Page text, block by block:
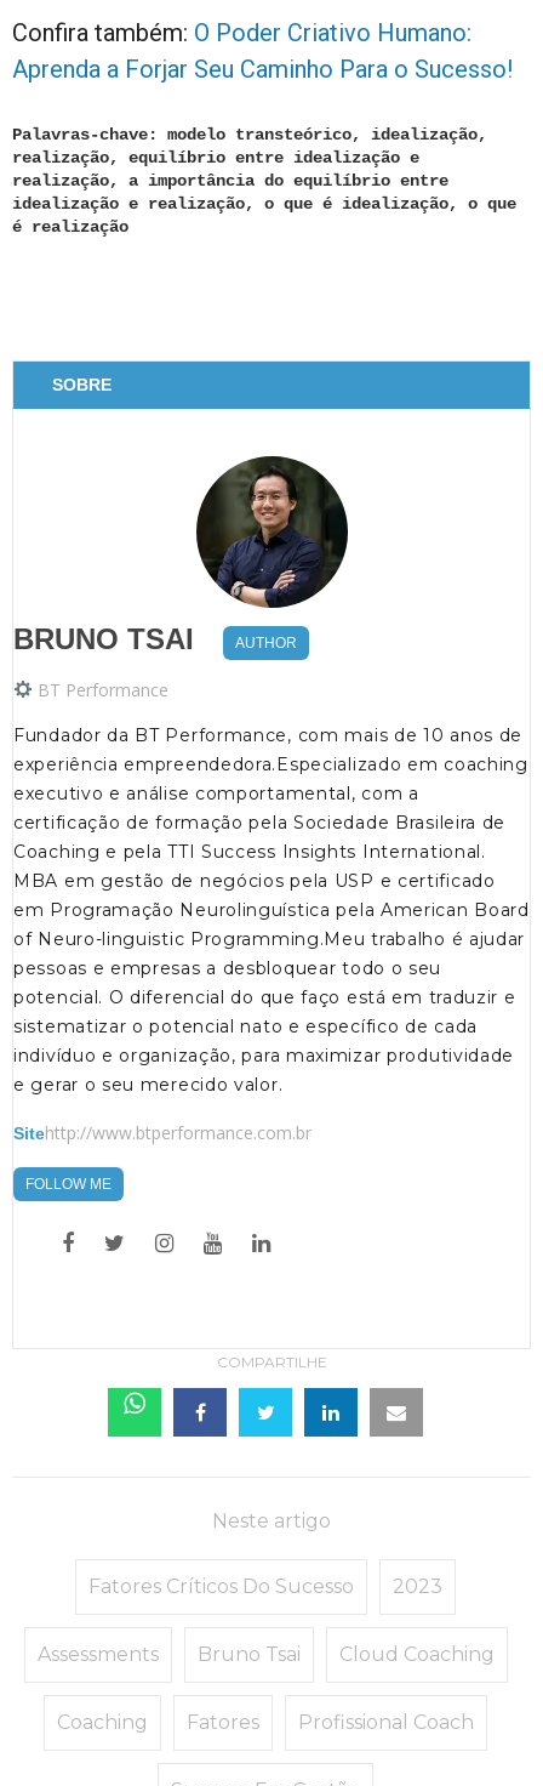
Confira também: O Poder Criativo Humano:
Aprenda a Forjar Seu Caminho Para o Sucesso!
Palavras-chave: modelo transteórico, idealização,
realização, equilíbrio entre idealização e
realização, a importância do equilíbrio entre
idealização e realização, o que é idealização, o que
é realização
SOBRE
BRUNO TSAI AUTHOR
BT Performance
Fundador da BT Performance, com mais de 10 anos de
experiência empreendedora.Especializado em coaching
executivo e análise comportamental, com a
certificação de formação pela Sociedade Brasileira de
Coaching e pela TTI Success Insights International.
MBA em gestão de negócios pela USP e certificado
em Programação Neurolinguística pela American Board
of Neuro-linguistic Programming.Meu trabalho é ajudar
pessoas e empresas a desbloquear todo o seu
potencial. O diferencial do que faço está em traduzir e
sistematizar o potencial nato e específico de cada
indivíduo e organização, para maximizar produtividade
e gerar o seu merecido valor.
Sitehttp://www.btperformance.com.br
FOLLOW ME
COMPARTILHE
Neste artigo
Fatores Críticos Do Sucesso 2023
Assessments Bruno Tsai Cloud Coaching
Coaching Fatores Profissional Coach